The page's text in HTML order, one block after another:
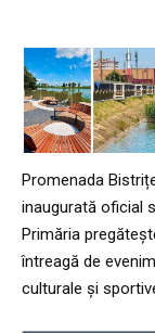
Promenada
inaugurată oficial
Primăria
întreagă de
culturale și